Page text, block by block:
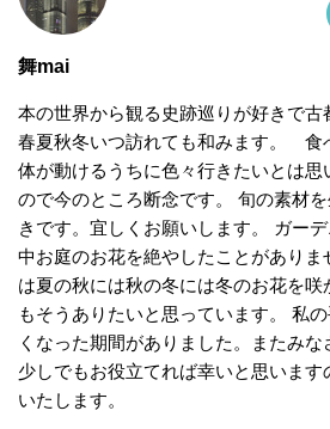
舞mai
本の世界から観る史跡巡りが好きで古
春夏秋冬いつ訪れても和みます。 食
体が動けるうちに色々行きたいとは思
ので今のところ断念です。 旬の素材
きです。宜しくお願いします。 ガー
中お庭のお花を絶やしたことがありま
は夏の秋には秋の冬には冬のお花を
もそうありたいと思っています。 私
くなった期間がありました。またみ
少しでもお役立てれば幸いと思います
いたします。